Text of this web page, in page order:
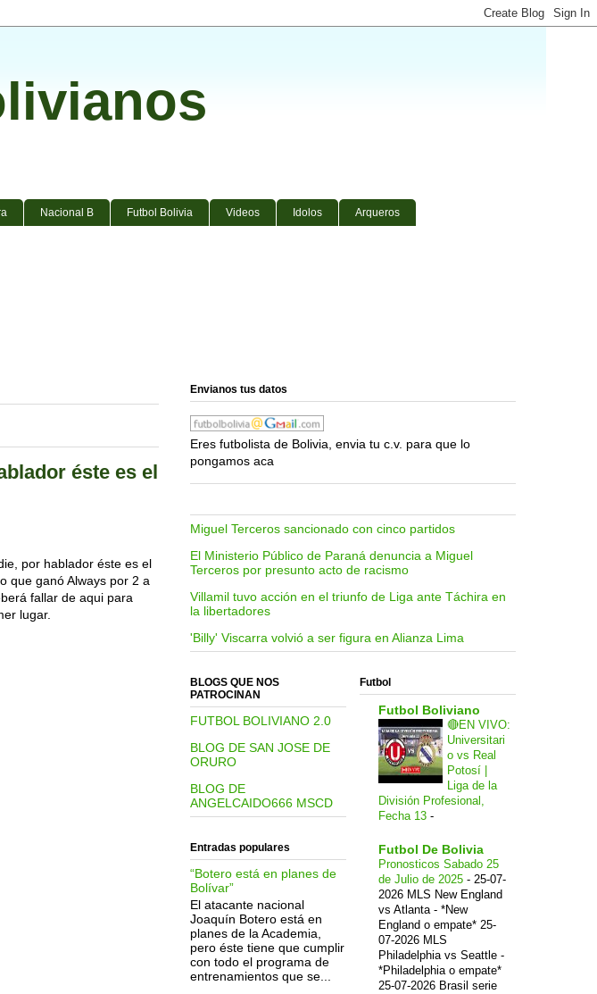
Nacional B Futbol Bolivia Videos Idolos Arqueros
éste es el
por hablador éste es el
que ganó Always por 2 a
fallar de aqui para
lugar.
Envianos tus datos
Eres futbolista de Bolivia, envia tu c.v. para que lo
pongamos aca
Miguel Terceros sancionado con cinco partidos
El Ministerio Público de Paraná denuncia a Miguel
Terceros por presunto acto de racismo
Villamil tuvo acción en el triunfo de Liga ante Táchira en
la libertadores
'Billy' Viscarra volvió a ser figura en Alianza Lima
BLOGS QUE NOS
PATROCINAN
FUTBOL BOLIVIANO 2.0
BLOG DE SAN JOSE DE
ORURO
BLOG DE
ANGELCAIDO666 MSCD
Entradas populares
“Botero está en planes de
Bolívar”
El atacante nacional
Joaquín Botero está en
planes de la Academia,
pero éste tiene que cumplir
con todo el programa de
entrenamientos que se...
Futbol
Futbol Boliviano
🔴EN VIVO:
Universitari
o vs Real
Potosí |
Liga de la
División Profesional,
Fecha 13 -
Futbol De Bolivia
Pronosticos Sabado 25
de Julio de 2025 - 25-07-
2026 MLS New England
vs Atlanta - *New
England o empate* 25-
07-2026 MLS
Philadelphia vs Seattle -
*Philadelphia o empate*
25-07-2026 Brasil serie